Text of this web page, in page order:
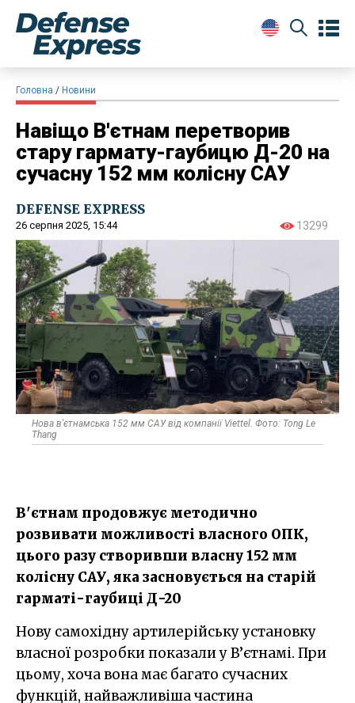
Головна Новини
Навіщо В'єтнам перетворив
стару гармату-гаубицю Д-20 на
сучасну 152 мм колісну САУ
DEFENSE EXPRESS
26 серпня 2025, 15:44 13299
Нова в'єтнамська 152 мм САУ від компанії Viettel. Фото: Tong Le
Thang
В'єтнам продовжує методично
розвивати можливості власного ОПК,
цього разу створивши власну 152 мм
колісну САУ, яка засновується на старій
гарматі-гаубиці Д-20
Нову самохідну артилерійську установку
власної розробки показали у В’єтнамі. При
цьому, хоча вона має багато сучасних
функцій, найважливіша частина